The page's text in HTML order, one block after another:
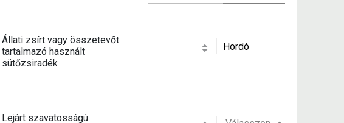
Állati zsírt vagy összetevőt
tartalmazó használt
sütőzsiradék
Hordó
Lejárt szavatosságú